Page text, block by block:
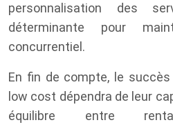
personnalisation des
déterminante pour
concurrentiel.
En fin de compte, le
low cost dépendra de leur
équilibre entre